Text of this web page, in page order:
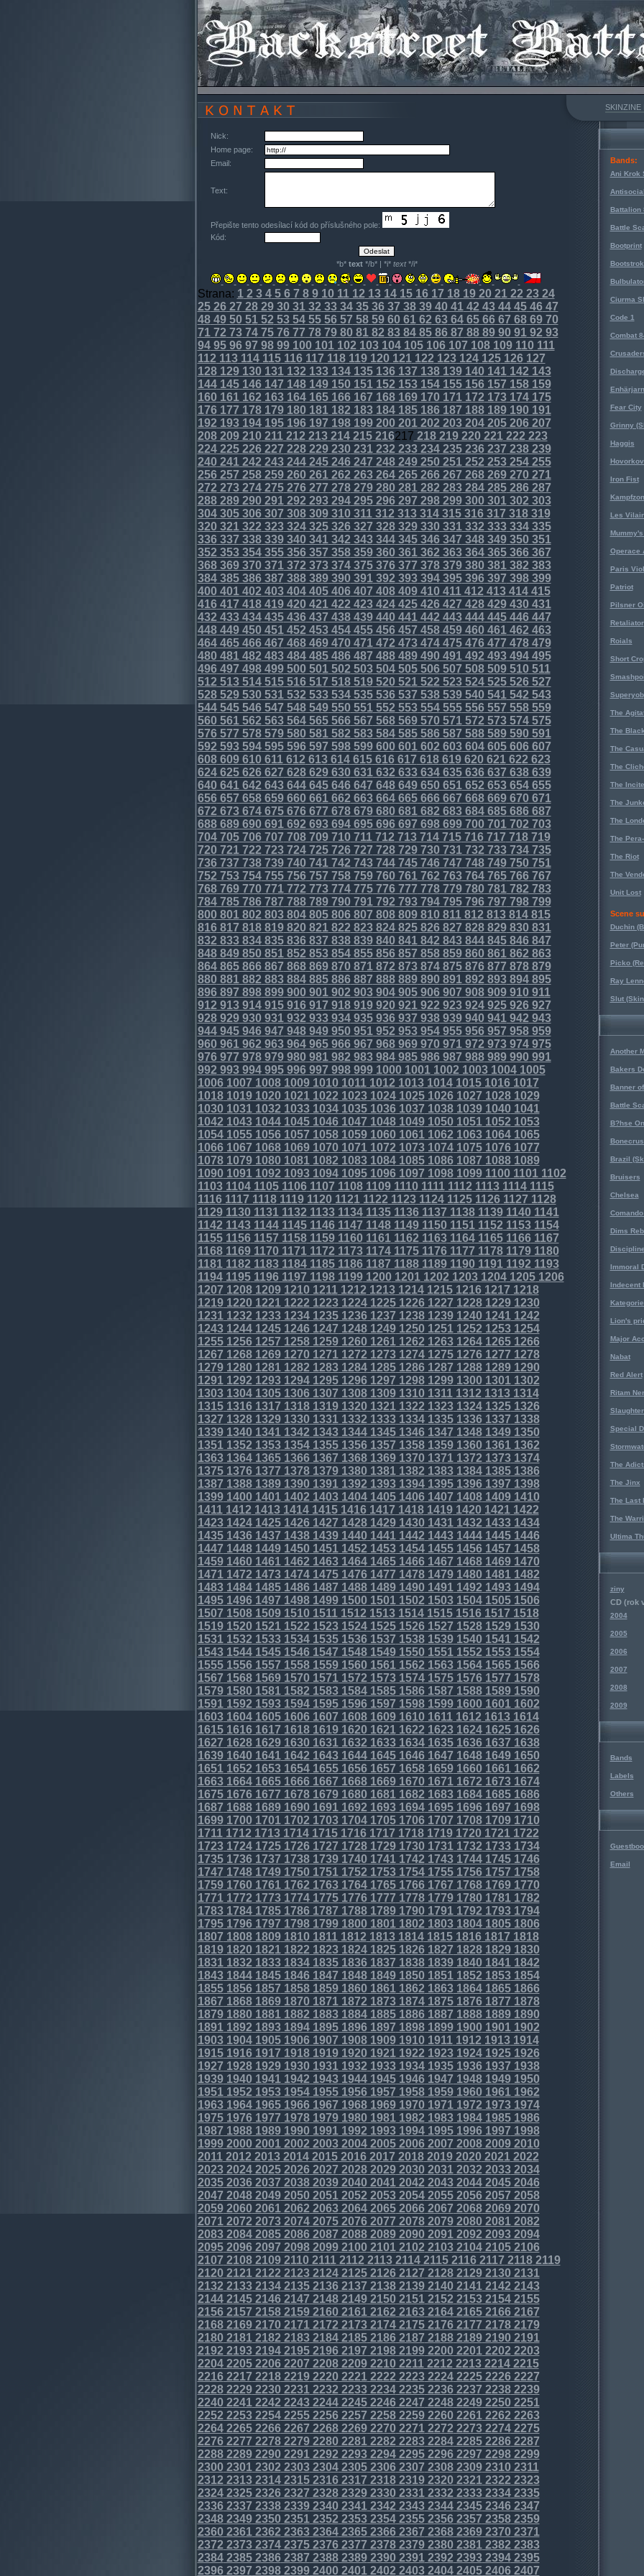
SKINZINE
Nick:
Home page:
Email:
Text:
Přepište tento odesílací kód do příslušného pole:
Kód:
*b* text*/b* | *i* text*/i*
Strana: 12 34567 89101112 1314151617 1819202122 2324
252627 2829303132 3334353637 3839404142 4344454647
4849505152 5354555657 5859606162 6364656667 686970
7172 7374757677 7879808182 8384858687 8889909192 93
94959697 9899100101102 103104105106107 108109110111
112 113114115116117 118119120121122 123124125126127
128129130131132 133134135136137 138139140141142 143
144145146147 148149150151152 153154155156157 158159
160161162 163164165166167 168169170171172 173174175
176177 178179180181182 183184185186187 188189190191
192 193194195196197 198199200201202 203204205206207
208209210211212 213214215216217 218219220221222 223
224225226227 228229230231232 233234235236237 238239
240241242 243244245246247 248249250251252 253254255
256257 258259260261262 263264265266267 268269270271
272 273274275276277 278279280281282 283284285286287
288289290291292 293294295296297 298299300301302 303
304305306307 308309310311312 313314315316317 318319
320321322 323324325326327 328329330331332 333334335
336337 338339340341342 343344345346347 348349350351
352 353354355356357 358359360361362 363364365366367
368369370371372 373374375376377 378379380381382 383
384385386387 388389390391392 393394395396397 398399
400401402 403404405406407 408409410411412 413414415
416417 418419420421422 423424425426427 428429430431
432 433434435436437 438439440441442 443444445446447
448449450451452 453454455456457 458459460461462 463
464465466467 468469470471472 473474475476477 478479
480481482 483484485486487 488489490491492 493494495
496497 498499500501502 503504505506507 508509510511
512 513514515516517 518519520521522 523524525526527
528529530531532 533534535536537 538539540541542 543
544545546547 548549550551552 553554555556557 558559
560561562 563564565566567 568569570571572 573574575
576577 578579580581582 583584585586587 588589590591
592 593594595596597 598599600601602 603604605606607
608609610611612 613614615616617 618619620621622 623
624625626627 628629630631632 633634635636637 638639
640641642 643644645646647 648649650651652 653654655
656657 658659660661662 663664665666667 668669670671
672 673674675676677 678679680681682 683684685686687
688689690691692 693694695696697 698699700701702 703
704705706707 708709710711712 713714715716717 718719
720721722 723724725726727 728729730731732 733734735
736737 738739740741742 743744745746747 748749750751
752 753754755756757 758759760761762 763764765766767
768769770771772 773774775776777 778779780781782 783
784785786787 788789790791792 793794795796797 798799
800801802 803804805806807 808809810811812 813814815
816817 818819820821822 823824825826827 828829830831
832 833834835836837 838839840841842 843844845846847
848849850851852 853854855856857 858859860861862 863
864865866867 868869870871872 873874875876877 878879
880881882 883884885886887 888889890891892 893894895
896897 898899900901902 903904905906907 908909910911
912 913914915916917 918919920921922 923924925926927
928929930931932 933934935936937 938939940941942 943
944945946947 948949950951952 953954955956957 958959
960961962 963964965966967 968969970971972 973974975
976977 978979980981982 983984985986987 988989990991
992 993994995996997 998999100010011002 100310041005
10061007 10081009101010111012 10131014101510161017
10181019102010211022 10231024102510261027 10281029
103010311032 10331034103510361037 1038103910401041
1042 10431044104510461047 10481049105010511052 1053
1054105510561057 10581059106010611062 106310641065
10661067 10681069107010711072 10731074107510761077
10781079108010811082 10831084108510861087 10881089
109010911092 10931094109510961097 10981099110011011102
11031104110511061107 11081109111011111112 111311141115
11161117 11181119112011211122 11231124112511261127 1128
1129113011311132 11331134113511361137 1138113911401141
1142 11431144114511461147 11481149115011511152 11531154
115511561157 11581159116011611162 11631164116511661167
11681169117011711172 11731174117511761177 117811791180
11811182 11831184118511861187 11881189119011911192 1193
1194119511961197 11981199120012011202 1203120412051206
1207 12081209121012111212 12131214121512161217 1218
1219122012211222 12231224122512261227 122812291230
12311232 12331234123512361237 12381239124012411242
12431244124512461247 12481249125012511252 12531254
125512561257 12581259126012611262 1263126412651266
1267 12681269127012711272 12731274127512761277 1278
1279128012811282 12831284128512861287 128812891290
12911292 12931294129512961297 12981299130013011302
13031304130513061307 13081309131013111312 13131314
131513161317 13181319132013211322 1323132413251326
1327 13281329133013311332 13331334133513361337 1338
1339134013411342 13431344134513461347 134813491350
13511352 13531354135513561357 13581359136013611362
13631364136513661367 13681369137013711372 13731374
137513761377 13781379138013811382 1383138413851386
1387 13881389139013911392 13931394139513961397 1398
1399140014011402 14031404140514061407 140814091410
14111412 14131414141514161417 14181419142014211422
14231424142514261427 14281429143014311432 14331434
143514361437 14381439144014411442 1443144414451446
1447 14481449145014511452 14531454145514561457 1458
1459146014611462 14631464146514661467 146814691470
14711472 14731474147514761477 14781479148014811482
14831484148514861487 14881489149014911492 14931494
149514961497 14981499150015011502 1503150415051506
1507 15081509151015111512 15131514151515161517 1518
1519152015211522 15231524152515261527 152815291530
15311532 15331534153515361537 15381539154015411542
15431544154515461547 15481549155015511552 15531554
155515561557 15581559156015611562 1563156415651566
1567 15681569157015711572 15731574157515761577 1578
1579158015811582 15831584158515861587 158815891590
15911592 15931594159515961597 15981599160016011602
16031604160516061607 16081609161016111612 16131614
161516161617 16181619162016211622 1623162416251626
1627 16281629163016311632 16331634163516361637 1638
1639164016411642 16431644164516461647 164816491650
16511652 16531654165516561657 16581659166016611662
16631664166516661667 16681669167016711672 16731674
167516761677 16781679168016811682 1683168416851686
1687 16881689169016911692 16931694169516961697 1698
1699170017011702 17031704170517061707 170817091710
17111712 17131714171517161717 17181719172017211722
17231724172517261727 17281729173017311732 17331734
173517361737 17381739174017411742 1743174417451746
1747 17481749175017511752 17531754175517561757 1758
1759176017611762 17631764176517661767 176817691770
17711772 17731774177517761777 17781779178017811782
17831784178517861787 17881789179017911792 17931794
179517961797 17981799180018011802 1803180418051806
1807 18081809181018111812 18131814181518161817 1818
1819182018211822 18231824182518261827 182818291830
18311832 18331834183518361837 18381839184018411842
18431844184518461847 18481849185018511852 18531854
185518561857 18581859186018611862 1863186418651866
1867 18681869187018711872 18731874187518761877 1878
1879188018811882 18831884188518861887 188818891890
18911892 18931894189518961897 18981899190019011902
19031904190519061907 19081909191019111912 19131914
191519161917 19181919192019211922 1923192419251926
1927 19281929193019311932 19331934193519361937 1938
1939194019411942 19431944194519461947 194819491950
19511952 19531954195519561957 19581959196019611962
19631964196519661967 19681969197019711972 19731974
197519761977 19781979198019811982 1983198419851986
1987 19881989199019911992 19931994199519961997 1998
1999200020012002 20032004200520062007 200820092010
20112012 20132014201520162017 20182019202020212022
20232024202520262027 20282029203020312032 20332034
203520362037 20382039204020412042 2043204420452046
2047 20482049205020512052 20532054205520562057 2058
2059206020612062 20632064206520662067 206820692070
20712072 20732074207520762077 20782079208020812082
20832084208520862087 20882089209020912092 20932094
209520962097 20982099210021012102 2103210421052106
2107 21082109211021112112 21132114211521162117 21182119
212021212122 21232124212521262127 2128212921302131
2132 21332134213521362137 21382139214021412142 2143
2144214521462147 21482149215021512152 215321542155
21562157 21582159216021612162 21632164216521662167
21682169217021712172 21732174217521762177 21782179
218021812182 21832184218521862187 2188218921902191
2192 21932194219521962197 21982199220022012202 2203
2204220522062207 22082209221022112212 221322142215
22162217 22182219222022212222 22232224222522262227
22282229223022312232 22332234223522362237 22382239
224022412242 22432244224522462247 2248224922502251
2252 22532254225522562257 22582259226022612262 2263
2264226522662267 22682269227022712272 227322742275
22762277 22782279228022812282 22832284228522862287
22882289229022912292 22932294229522962297 22982299
230023012302 23032304230523062307 2308230923102311
2312 23132314231523162317 23182319232023212322 2323
2324232523262327 23282329233023312332 233323342335
23362337 23382339234023412342 23432344234523462347
23482349235023512352 23532354235523562357 23582359
236023612362 23632364236523662367 2368236923702371
2372 23732374237523762377 23782379238023812382 2383
2384238523862387 23882389239023912392 239323942395
23962397 23982399240024012402 24032404240524062407
Bands:
Ani Krok
Battalion
Battle
Bootprint
Ciurma
Code 1
Combat
Fear City
Grinny
Haggis
Iron Fist
Les
Operace
Paris
Patriot
Pilsner
Retaliator
Roials
Short
Superyob
The
The
The
The
The
The
The
The
The Riot
The
Unit Lost
Scene
Duchin
Peter
Picko
Ray
Slut
Another
Bakers
Banner
Battle
B?hse
Brazil
Bruisers
Chelsea
Dims
Immoral
Indecent
Lion's
Major
Nabat
Red Alert
Ritam
Special
The
The Jinx
The Last
The
Ultima
ziny
CD (rok
2004
2005
2006
2007
2008
2009
Bands
Labels
Others
Email